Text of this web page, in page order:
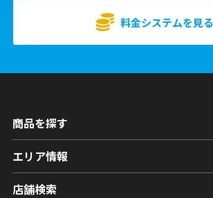
料金システムを見る
商品を探す
エリア情報
店舗検索